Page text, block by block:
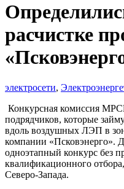
расчистке
электросети,
Конкурсная комиссия
подрядчиков, которые
вдоль воздушных ЛЭП в
компании «Псковэнерго».
одноэтапный конкурс без
квалификационного
Северо-Запада.